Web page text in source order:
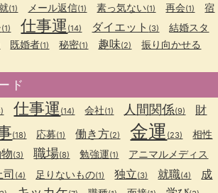
(1) メール返信(1) 素っ気ない(1) 再会(1)
宿
(1) 仕事運 (14) ダイエット (3)
結婚スタ
既婚者(1) 秘密(1) 趣味(2) 振り向かせる
ド
仕事運 (14) 会社(1) 人間関係(9)
財
(18) 応募(1) 働き方(2) 金運 (23) 相性
(3) 職場(8) 勉強運(1)
アニマルメディス
司 (4) 足りないもの(1) 独立(3) 就職(4)
成